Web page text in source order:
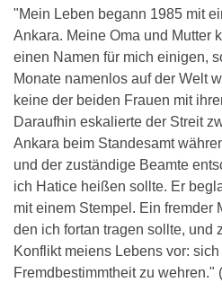
"Mein Leben begann 1985 mit
Ankara. Meine Oma und Mutter
einen Namen für mich einigen,
Monate namenlos auf der Welt
keine der beiden Frauen mit
Daraufhin eskalierte der Streit
Ankara beim Standesamt
und der zuständige Beamte
ich Hatice heißen sollte. Er
mit einem Stempel. Ein fremder
den ich fortan tragen sollte, und
Konflikt meiens Lebens vor:
Fremdbestimmtheit zu wehren." (